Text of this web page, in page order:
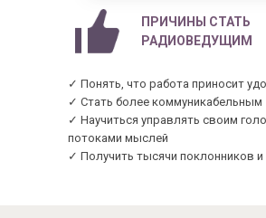
ПРИЧИНЫ СТАТЬ
РАДИОВЕДУЩИМ
✓ Понять, что работа приносит
✓ Стать более коммуникабельным
✓ Научиться управлять своим
потоками мыслей
✓ Получить тысячи поклонников